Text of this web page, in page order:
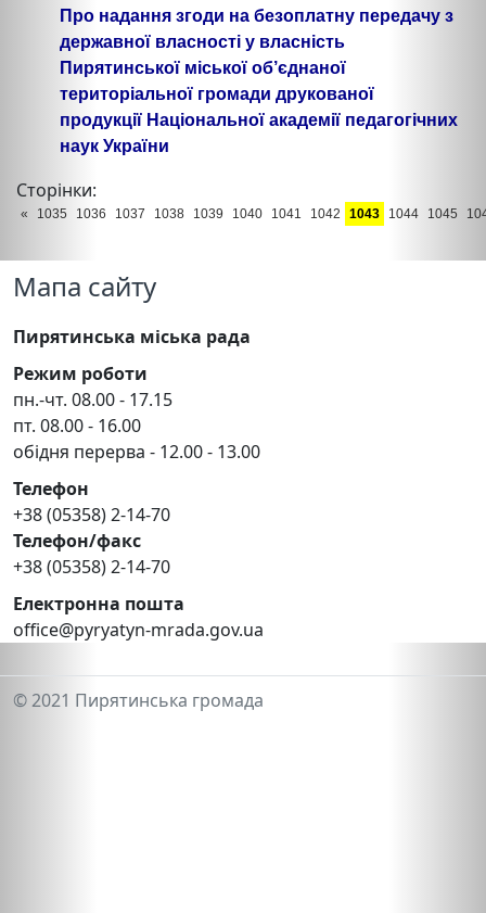
Про надання згоди на безоплатну передачу з
державної власності у власність
Пирятинської міської об’єднаної
територіальної громади друкованої
продукції Національної академії педагогічних
наук України
Сторінки:
« 1035 1036 1037 1038 1039 1040 1041 1042 1043 1044 1045
Мапа сайту
Пирятинська міська рада
Режим роботи
пн.-чт. 08.00 - 17.15
пт. 08.00 - 16.00
обідня перерва - 12.00 - 13.00
Телефон
+38 (05358) 2-14-70
Телефон/факс
+38 (05358) 2-14-70
Електронна пошта
office@pyryatyn-mrada.gov.ua
© 2021 Пирятинська громада